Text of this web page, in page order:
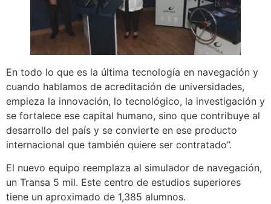
En todo lo que es la última tecnología en navegación y
cuando hablamos de acreditación de universidades,
empieza la innovación, lo tecnológico, la investigación y
se fortalece ese capital humano, sino que contribuye al
desarrollo del país y se convierte en ese producto
internacional que también quiere ser contratado”.
El nuevo equipo reemplaza al simulador de navegación,
un Transa 5 mil. Este centro de estudios superiores
tiene un aproximado de 1,385 alumnos.